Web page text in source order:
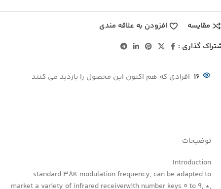
مقایسه
افزودن به علاقه مندی
گذاری :
16 افرادی که هم اکنون این محصول را بازدید می کنند
توضیحات
Introduction
standard 38K modulation frequency, can be adapted to
market a variety of infrared receiverwith number keys 0 to 9, *,